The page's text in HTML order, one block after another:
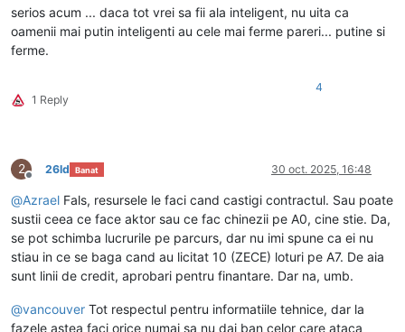
serios acum ... daca tot vrei sa fii ala inteligent, nu uita ca
oamenii mai putin inteligenti au cele mai ferme pareri... putine si
ferme.
1 Reply
4
2
Deconectat
26ld Banat 30 oct. 2025, 16:48
@Azrael Fals, resursele le faci cand castigi contractul. Sau poate
sustii ceea ce face aktor sau ce fac chinezii pe A0, cine stie. Da,
se pot schimba lucrurile pe parcurs, dar nu imi spune ca ei nu
stiau in ce se baga cand au licitat 10 (ZECE) loturi pe A7. De aia
sunt linii de credit, aprobari pentru finantare. Dar na, umb.
@vancouver Tot respectul pentru informatiile tehnice, dar la
fazele astea faci orice numai sa nu dai ban celor care ataca